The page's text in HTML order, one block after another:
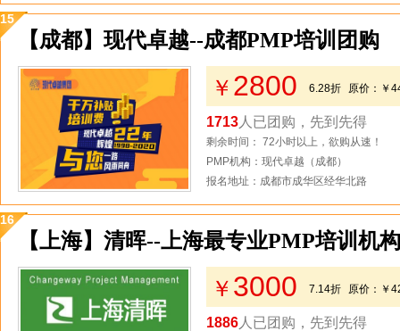
15
【成都】现代卓越--成都PMP培训团购
￥ 2800 6.28折 原价： ￥
1713 人已团购，先到先得
剩余时间： 72小时以上，欲购从速！
PMP机构：现代卓越（成都）
报名地址：成都市成华区经华北路
16
【上海】清晖--上海最专业PMP培训机
￥ 3000 7.14折 原价： ￥
1886 人已团购，先到先得